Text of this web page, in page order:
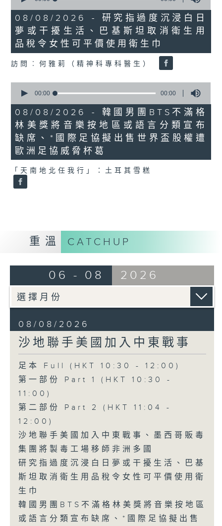
0
seconds
08/08/2026 - 研究指過度沉浸白日
夢或干擾生活、巴基斯坦取消衛生用
品稅令女性可平價使用衛生巾
訪問︰何雅莉（精神科專科醫生）
seconds
0
seconds
00:00 00:00
08/08/2026 - 韓國男團BTS不滿格
林美獎將音樂按地區或語言分類宣布
缺席、*國際足協擬出售世界盃股權遭
歐洲足協威脅杯葛
「天南地北任我行」：土耳其雪糕
重溫 CATCHUP
06 - 08 2026
08/08/2026
沙地聯手美國加入中東戰事
足本 Full (HKT 10:30 - 12:00)
第一部份 Part 1 (HKT 10:30 -
11:00)
第二部份 Part 2 (HKT 11:04 -
12:00)
沙地聯手美國加入中東戰事、墨西哥販毒
集團將製毒工場移師非洲多國
研究指過度沉浸白日夢或干擾生活、巴基
斯坦取消衛生用品稅令女性可平價使用衛
生巾
韓國男團BTS不滿格林美獎將音樂按地區
或語言分類宣布缺席、*國際足協擬出售